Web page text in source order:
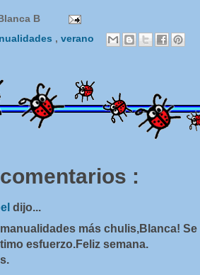
B
, verano
:
dijo...
manualidades más chulis,Blanca!
esfuerzo.Feliz semana.